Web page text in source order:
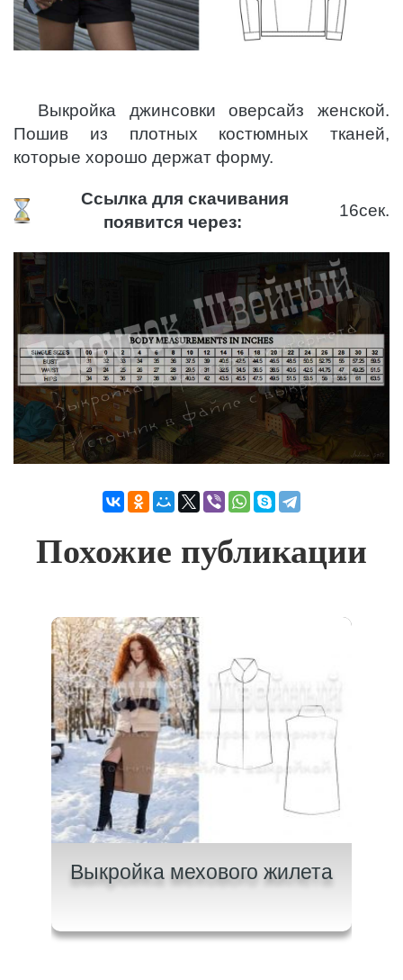
Выкройка джинсовки оверсайз женской.
Пошив из плотных костюмных тканей,
которые хорошо держат форму.
Ссылка для скачивания
появится через:
16сек.
Похожие публикации
Выкройка мехового жилета